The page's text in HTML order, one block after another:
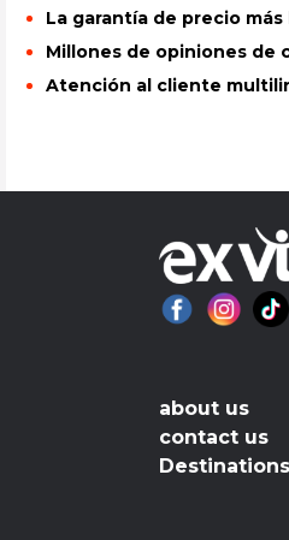
La garantía de precio más
Millones de opiniones de
Atención al cliente
about us
contact us
Destinations